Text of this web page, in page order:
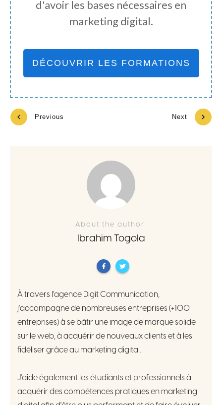
d'avoir les bases nécessaires en
marketing digital.
DÉCOUVRIR LES FORMATIONS
Previous Next
About the author
Ibrahim Togola
À travers l'agence Digit Communication,
j'accompagne de nombreuses entreprises (+100
entreprises) à se bâtir une image de marque solide
sur le web, à acquérir de nouveaux clients et à les
fidéliser grâce au marketing digital.
J'aide également les étudiants et professionnels à
acquérir des compétences pratiques en marketing